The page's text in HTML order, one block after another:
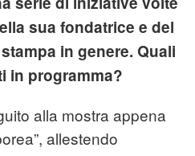
sua fondatrice e del
in genere. Quali
in programma?
alla mostra appena
allestendo